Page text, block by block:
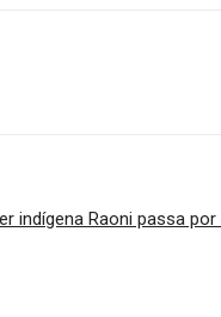
indígena Raoni passa